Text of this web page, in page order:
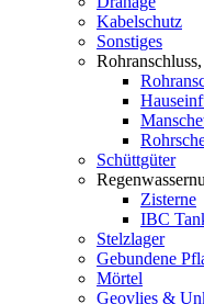
Kabelschutz
Sonstiges
Schüttgüter
Zisterne
IBC
Stelzlager
Gebundene
Mörtel
Geovlies &